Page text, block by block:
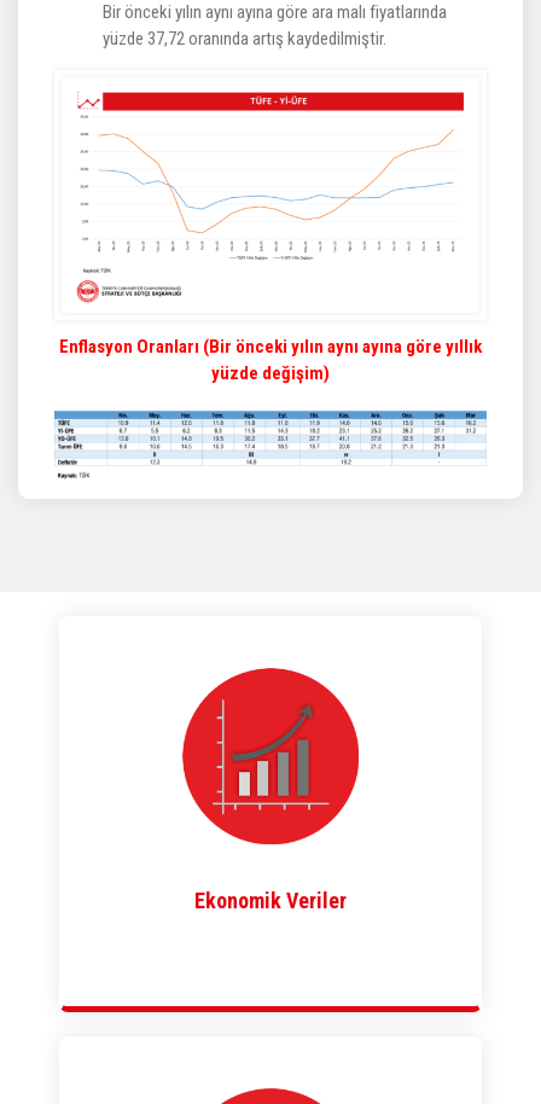
Bir önceki yılın aynı ayına göre ara malı fiyatlarında
yüzde 37,72 oranında artış kaydedilmiştir.
Enflasyon Oranları (Bir önceki yılın aynı ayına göre yıllık
yüzde değişim)
Ekonomik Veriler